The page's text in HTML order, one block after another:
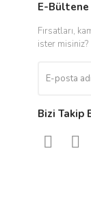
E-Bültene
Fırsatları,
ister misiniz?
Bizi Takip